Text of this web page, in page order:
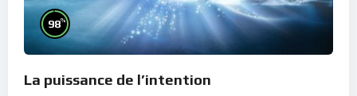
98%
La puissance de l’intention